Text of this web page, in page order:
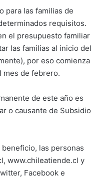
para las familias de
requisitos.
el presupuesto familiar
las familias al inicio del
por eso comienza
mes de febrero.
de este año es
o causante de Subsidio
las personas
www.chileatiende.cl y
Facebook e